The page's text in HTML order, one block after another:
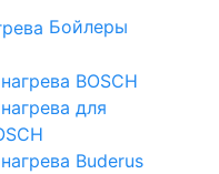
Бойлеры
BOSCH
для
Buderus